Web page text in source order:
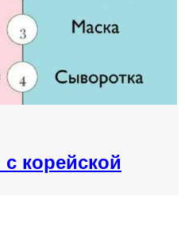
корейской